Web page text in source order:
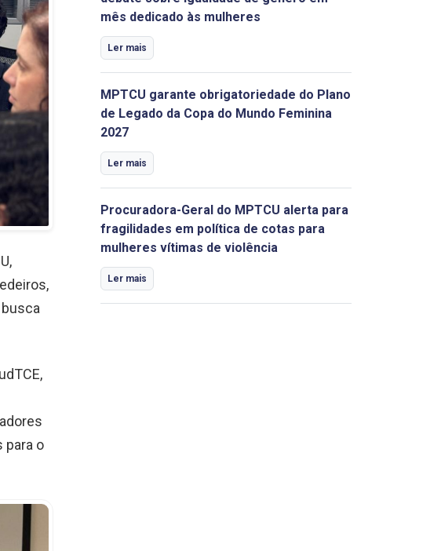
busca
para o
mês dedicado às mulheres
Ler mais
MPTCU garante obrigatoriedade do Plano
de Legado da Copa do Mundo Feminina
2027
Ler mais
Procuradora-Geral do MPTCU alerta para
fragilidades em política de cotas para
mulheres vítimas de violência
Ler mais